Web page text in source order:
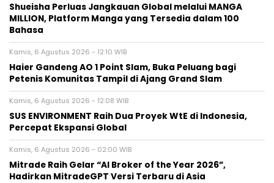
Shueisha Perluas Jangkauan Global melalui MANGA
MILLION, Platform Manga yang Tersedia dalam 100
Bahasa
Kamis, 6 Agustus 2026 - 12:10 WIB
Haier Gandeng AO 1 Point Slam, Buka Peluang bagi
Petenis Komunitas Tampil di Ajang Grand Slam
Kamis, 6 Agustus 2026 - 12:08 WIB
SUS ENVIRONMENT Raih Dua Proyek WtE di Indonesia,
Percepat Ekspansi Global
Kamis, 6 Agustus 2026 - 02:00 WIB
Mitrade Raih Gelar “AI Broker of the Year 2026”,
Hadirkan MitradeGPT Versi Terbaru di Asia